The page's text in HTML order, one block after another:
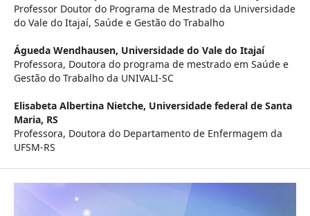
Professor Doutor do Programa de Mestrado da Universidade
do Vale do Itajaí, Saúde e Gestão do Trabalho
Águeda Wendhausen, Universidade do Vale do Itajaí
Professora, Doutora do programa de mestrado em Saúde e
Gestão do Trabalho da UNIVALI-SC
Elisabeta Albertina Nietche, Universidade federal de Santa
Maria, RS
Professora, Doutora do Departamento de Enfermagem da
UFSM-RS